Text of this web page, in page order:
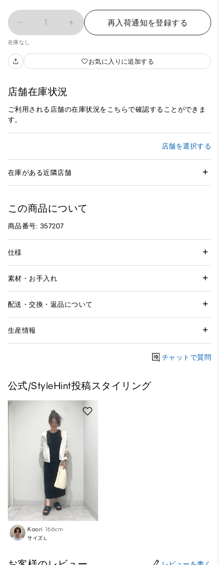
1 再入荷通知を登録する
在庫なし
お気に入りに追加する
店舗在庫状況
ご利用される店舗の在庫状況をこちらで確認することができま
す。
店舗を選択する
在庫がある近隣店舗
この商品について
商品番号: 357207
仕様
素材・お手入れ
配送・交換・返品について
生産情報
チャットで質問
公式/StyleHint投稿スタイリング
Kaori 166cm
サイズ:L